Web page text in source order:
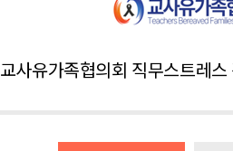
교사유가족협의회 직무스트레